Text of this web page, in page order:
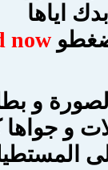
بدك اياها
now
و جواها